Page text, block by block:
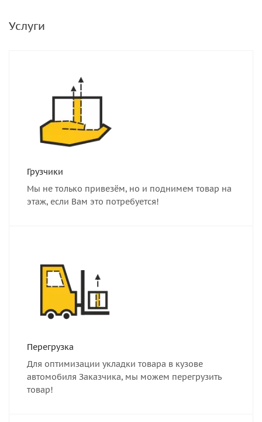
Услуги
Грузчики
Мы не только привезём, но и поднимем товар на
этаж, если Вам это потребуется!
Перегрузка
Для оптимизации укладки товара в кузове
автомобиля Заказчика, мы можем перегрузить
товар!